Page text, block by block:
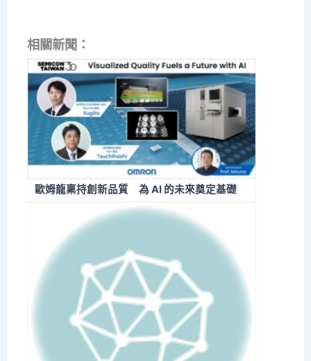
相關新聞：
歐姆龍稟持創新品質 為 AI 的未來奠定基礎